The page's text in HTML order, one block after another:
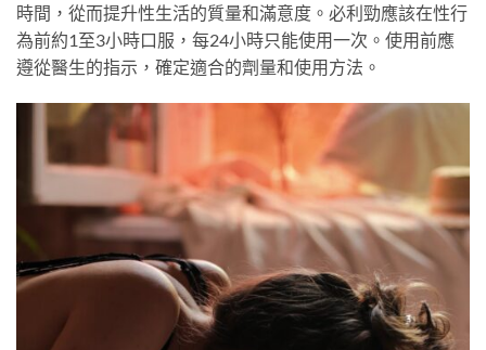
時間，從而提升性生活的質量和滿意度。必利勁應該在性行
為前約1至3小時口服，每24小時只能使用一次。使用前應
遵從醫生的指示，確定適合的劑量和使用方法。